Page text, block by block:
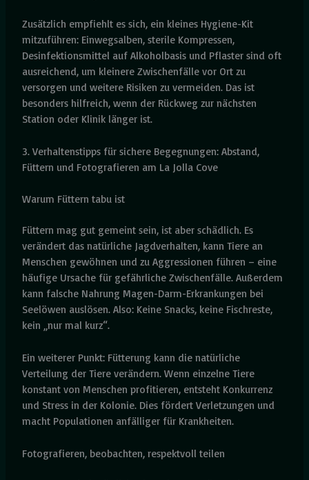
Zusätzlich empfiehlt es sich, ein kleines Hygiene-Kit
mitzuführen: Einwegsalben, sterile Kompressen,
Desinfektionsmittel auf Alkoholbasis und Pflaster sind oft
ausreichend, um kleinere Zwischenfälle vor Ort zu
versorgen und weitere Risiken zu vermeiden. Das ist
besonders hilfreich, wenn der Rückweg zur nächsten
Station oder Klinik länger ist.
3. Verhaltenstipps für sichere Begegnungen: Abstand,
Füttern und Fotografieren am La Jolla Cove
Warum Füttern tabu ist
Füttern mag gut gemeint sein, ist aber schädlich. Es
verändert das natürliche Jagdverhalten, kann Tiere an
Menschen gewöhnen und zu Aggressionen führen – eine
häufige Ursache für gefährliche Zwischenfälle. Außerdem
kann falsche Nahrung Magen-Darm-Erkrankungen bei
Seelöwen auslösen. Also: Keine Snacks, keine Fischreste,
kein „nur mal kurz“.
Ein weiterer Punkt: Fütterung kann die natürliche
Verteilung der Tiere verändern. Wenn einzelne Tiere
konstant von Menschen profitieren, entsteht Konkurrenz
und Stress in der Kolonie. Dies fördert Verletzungen und
macht Populationen anfälliger für Krankheiten.
Fotografieren, beobachten, respektvoll teilen